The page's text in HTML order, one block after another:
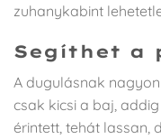
zuhanykabint
Segíthet a
A dugulásnak
csak kicsi a baj,
érintett, tehát lassan,